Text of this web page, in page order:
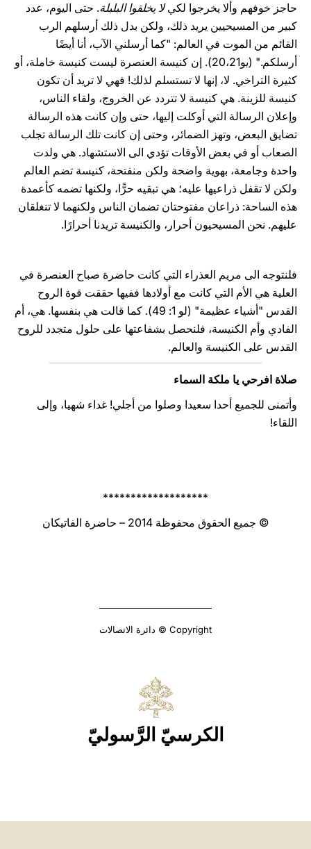
حاجز خوفهم وألا يخرجوا لكيلا يخلقوا البلبلة. حتى اليوم، عدد
كبير من المسيحيين يريد ذلك، ولكن بدل ذلك أرسلهم الرب
القائم من الموت في العالم: "كما أرسلني الآب، أنا أيضًا
أرسلكم." (يو20،21). إن كنيسة العنصرة ليست كنيسة خاملة، أو
كثيرة التراخي. لا، إنها لا تستسلم لذلك! فهي لا تريد أن تكون
كنيسة للزينة. هي كنيسة لا تتردد عن الخروج، ولقاء الناس،
وإعلان الرسالة التي أوكلت إليها، حتى وإن كانت هذه الرسالة
تضايق البعض، وتهز الضمائر، وحتى إن كانت تلك الرسالة تجلب
الصعاب أو في بعض الأوقات تؤدي الى الاستشهاد. هي ولدت
واحدة وجامعة، بهوية واضحة ولكن منفتحة، كنيسة تضم العالم
ولكن لا تقفل ذراعيها عليه؛ هي تبقيه حرًّا، ولكنها تضمه كأعمدة
هذه الساحة: ذراعان مفتوحتان تضمان الناس ولكنهما لا تنغلقان
عليهم. نحن المسيحيون أحرار، والكنيسة تريدنا أحرارًا.
فلنتوجه الى مريم العذراء التي كانت حاضرة صباح العنصرة في
العلية هي الأم التي كانت مع أولادها ففيها حققت قوة الروح
القدس "أشياء عظيمة" (لو 1: 49). كما قالت هي بنفسها. هي، أم
الفادي وأم الكنيسة، فلنحصل بشفاعتها على حلول متجدد للروح
القدس على الكنيسة والعالم.
صلاة افرحي يا ملكة السماء
وأتمنى للجميع أحدا سعيدا وصلوا من أجلي! غداء شهيا، وإلى
اللقاء!
*******************
© جميع الحقوق محفوظة 2014 – حاضرة الفاتيكان
Copyright © دائرة الاتصالات
الكرسيّ الرَّسوليّ